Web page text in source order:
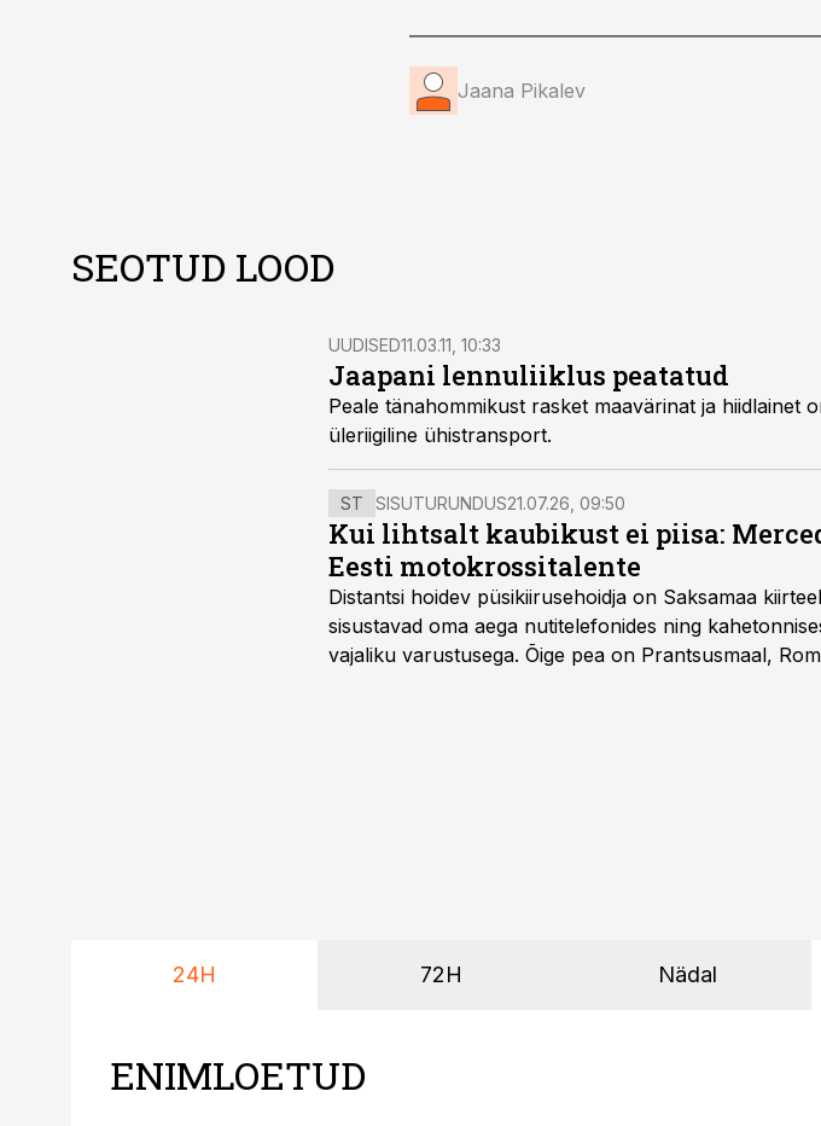
Jaana Pikalev
SEOTUD LOOD
UUDISED11.03.11, 10:33
Jaapani lennuliiklus peatatud
Peale tänahommikust rasket maavärinat ja hiidlainet
üleriigiline ühistransport.
ST SISUTURUNDUS21.07.26, 09:50
Kui lihtsalt kaubikust ei piisa:
Eesti motokrossitalente
Distantsi hoidev püsikiirusehoidja on Saksamaa
sisustavad oma aega nutitelefonides ning
vajaliku varustusega. Õige pea on Prantsusmaal,
24H 72H Nädal
ENIMLOETUD